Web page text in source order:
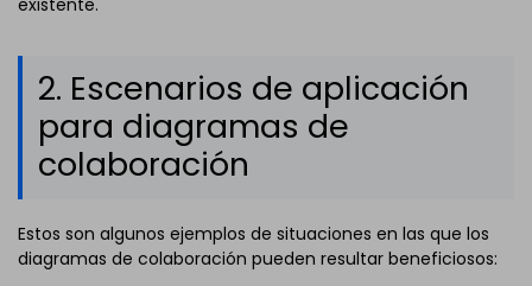
2. Escenarios de aplicación
para diagramas de
colaboración
Estos son algunos ejemplos de situaciones en las que los
diagramas de colaboración pueden resultar beneficiosos: